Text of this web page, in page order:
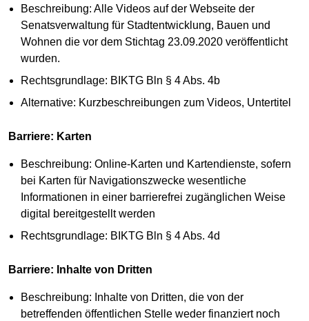
Beschreibung: Alle Videos auf der Webseite der
Senatsverwaltung für Stadtentwicklung, Bauen und
Wohnen die vor dem Stichtag 23.09.2020 veröffentlicht
wurden.
Rechtsgrundlage: BIKTG Bln § 4 Abs. 4b
Alternative: Kurzbeschreibungen zum Videos, Untertitel
Barriere: Karten
Beschreibung: Online-Karten und Kartendienste, sofern
bei Karten für Navigationszwecke wesentliche
Informationen in einer barrierefrei zugänglichen Weise
digital bereitgestellt werden
Rechtsgrundlage: BIKTG Bln § 4 Abs. 4d
Barriere: Inhalte von Dritten
Beschreibung: Inhalte von Dritten, die von der
betreffenden öffentlichen Stelle weder finanziert noch